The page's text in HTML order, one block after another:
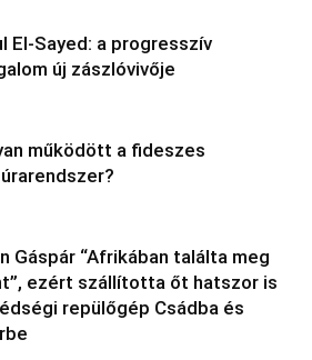
El‑Sayed: a progresszív
új zászlóvivője
működött a fideszes
Gáspár “Afrikában találta meg
ezért szállította őt hatszor is
repülőgép Csádba és